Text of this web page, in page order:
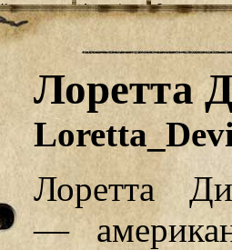
Книги
Галереи
Музыка
Видео
Субтитры
Заметки
Мысли
Откровение
Арт-кафе
Игромания
Фанфики
Фанарт
Анекдоты
Передоз
Страшилки
Знакомство
Обитатели
Семейное
Дневник
СИЗО
Суперы от и
Дневник Джо
Лоретта
Лоретта
—